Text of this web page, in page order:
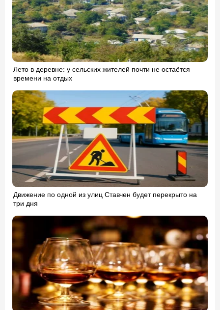
Лето в деревне: у сельских жителей почти не остаётся
времени на отдых
Движение по одной из улиц Ставчен будет перекрыто на
три дня